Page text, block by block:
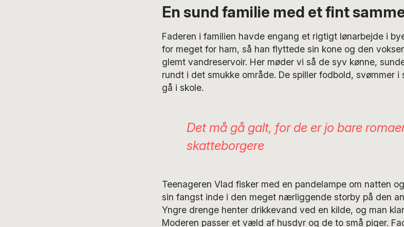
En sund familie med et fint
Faderen i familien havde engang et rigtigt lønarbejde i
for meget for ham, så han flyttede sin kone og den
glemt vandreservoir. Her møder vi så de syv kønne,
rundt i det smukke område. De spiller fodbold, svømmer i
gå i skole.
Det må gå galt, for de er jo bare
skatteborgere
Teenageren Vlad fisker med en pandelampe om natten
sin fangst inde i den meget nærliggende storby på den
Yngre drenge henter drikkevand ved en kilde, og man
Moderen passer et væld af husdyr og de to små piger.